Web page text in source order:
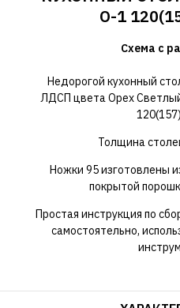
О-1
Схема с
Недорогой кухонный
ЛДСП цвета Орех
Толщина
Ножки 95 изготовлены
покрытой
Простая инструкция по
самостоятельно,